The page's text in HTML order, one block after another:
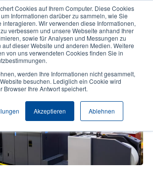
Cookies auf Ihrem Computer. Diese Cookies
Informationen darüber zu sammeln, wie Sie
interagieren. Wir verwenden diese Informationen,
verbessern und unsere Webseite anhand Ihrer
sowie für Analysen und Messungen zu
dieser Website und anderen Medien. Weitere
von uns verwendeten Cookies finden Sie in
werden Ihre Informationen nicht gesammelt,
besuchen. Lediglich ein Cookie wird
Browser Ihre Antwort speichert.
Akzeptieren Ablehnen
User
account
menu
User
Header
Produktsuche Kontakt